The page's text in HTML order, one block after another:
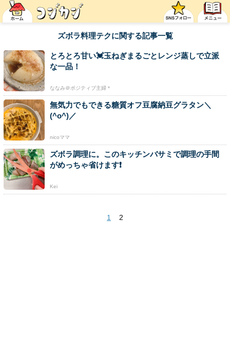
ズボラ料理テクに関する記事一覧
とろとろ甘い💓玉ねぎまるごとレンジ蒸しで立派
な一品！
ななみ＠ポジティブ主婦＊
無気力でもできる糖質オフ豆腐納豆グラタン＼
(^o^)／
nicoママ
ズボラ調理に。このキッチンバサミで調理の手間
がめっちゃ省けます❗
Kei
1 2